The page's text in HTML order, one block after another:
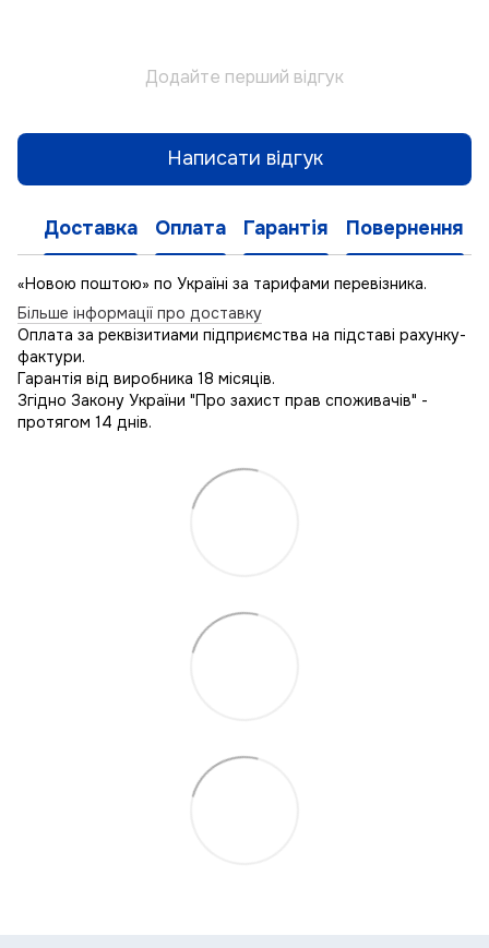
Додайте перший відгук
Написати відгук
Доставка Оплата Гарантія Повернення
«Новою поштою» по Україні за тарифами перевізника.
Більше інформації про доставку
Оплата за реквізитиами підприємства на підставі рахунку-
фактури.
Гарантія від виробника 18 місяців.
Згідно Закону України "Про захист прав споживачів" -
протягом 14 днів.